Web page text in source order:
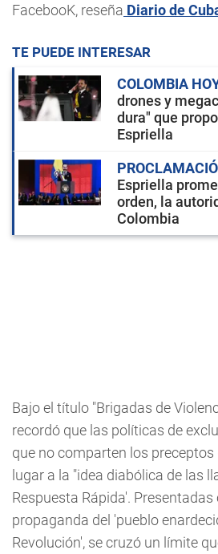
FacebooK, reseña Diario de
TE PUEDE INTERESAR
COLOMBIA HOY
drones y
dura" que
Espriella
Espriella
orden, la
Colombia
Bajo el título "Brigadas de
recordó que las políticas de
que no comparten los preceptos
lugar a la "idea diabólica de las
Respuesta Rápida'.
propaganda del 'pueblo
Revolución', se cruzó un límite